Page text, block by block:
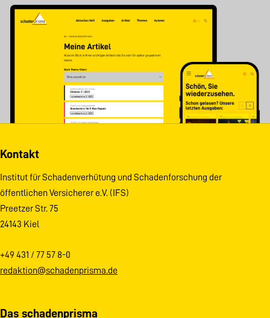
Kontakt
Institut für Schadenverhütung und Schadenforschung der
öffentlichen Versicherer e.V. (IFS)
Preetzer Str. 75
24143 Kiel
+49 431 / 77 57 8-0
redaktion@schadenprisma.de
Das schadenprisma